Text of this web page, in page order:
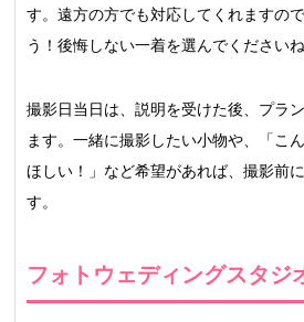
す。遠方の方でも対応してくれますの
う！後悔しない一着を選んでくださいね
撮影日当日は、説明を受けた後、プラ
ます。一緒に撮影したい小物や、「こ
ほしい！」など希望があれば、撮影前
す。
フォトウェディングスタジ